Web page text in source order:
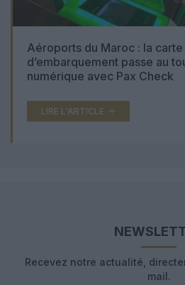
Aéroports du Maroc : la carte
d’embarquement passe au
numérique avec Pax Check
LIRE L'ARTICLE
Recevez notre actualité,
mail.